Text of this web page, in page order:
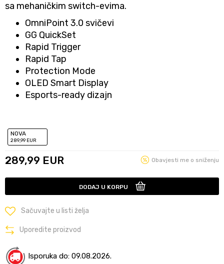
sa mehaničkim switch-evima.
OmniPoint 3.0 svičevi
GG QuickSet
Rapid Trigger
Rapid Tap
Protection Mode
OLED Smart Display
Esports-ready dizajn
NOVA
289,99 EUR
289,99 EUR Obavjesti me o sniženju
DODAJ U KORPU
Sačuvajte u listi želja
Uporedite proizvod
Isporuka do: 09.08.2026.